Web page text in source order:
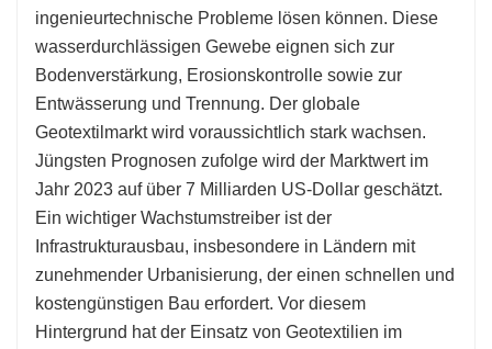
ingenieurtechnische Probleme lösen können. Diese
wasserdurchlässigen Gewebe eignen sich zur
Bodenverstärkung, Erosionskontrolle sowie zur
Entwässerung und Trennung. Der globale
Geotextilmarkt wird voraussichtlich stark wachsen.
Jüngsten Prognosen zufolge wird der Marktwert im
Jahr 2023 auf über 7 Milliarden US-Dollar geschätzt.
Ein wichtiger Wachstumstreiber ist der
Infrastrukturausbau, insbesondere in Ländern mit
zunehmender Urbanisierung, der einen schnellen und
kostengünstigen Bau erfordert. Vor diesem
Hintergrund hat der Einsatz von Geotextilien im